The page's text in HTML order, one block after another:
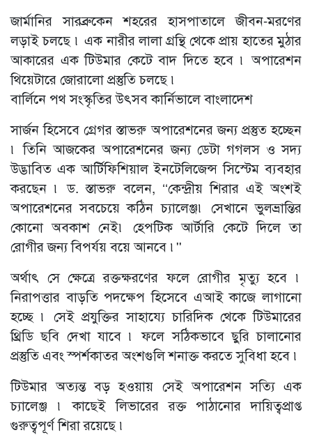
জার্মানির সারব্রুকেন শহরের হাসপাতালে জীবন-মরণের
লড়াই চলছে ৷ এক নারীর লালা গ্রন্থি থেকে প্রায় হাতের মুঠার
আকারের এক টিউমার কেটে বাদ দিতে হবে ৷ অপারেশন
থিয়েটারে জোরালো প্রস্তুতি চলছে ৷
বার্লিনে পথ সংস্কৃতির উৎসব কার্নিভালে বাংলাদেশ
সার্জন হিসেবে গ্রেগর স্তাভরু অপারেশনের জন্য প্রস্তুত হচ্ছেন
৷ তিনি আজকের অপারেশনের জন্য ডেটা গগলস ও সদ্য
উদ্ভাবিত এক আর্টিফিশিয়াল ইনটেলিজেন্স সিস্টেম ব্যবহার
করছেন ৷ ড. স্তাভরু বলেন, ‘‘কেন্দ্রীয় শিরার এই অংশই
অপারেশনের সবচেয়ে কঠিন চ্যালেঞ্জ৷ সেখানে ভুলভ্রান্তির
কোনো অবকাশ নেই৷ হেপটিক আর্টারি কেটে দিলে তা
রোগীর জন্য বিপর্যয় বয়ে আনবে ৷''
অর্থাৎ সে ক্ষেত্রে রক্তক্ষরণের ফলে রোগীর মৃত্যু হবে ৷
নিরাপত্তার বাড়তি পদক্ষেপ হিসেবে এআই কাজে লাগানো
হচ্ছে ৷ সেই প্রযুক্তির সাহায্যে চারিদিক থেকে টিউমারের
থ্রিডি ছবি দেখা যাবে ৷ ফলে সঠিকভাবে ছুরি চালানোর
প্রস্তুতি এবং স্পর্শকাতর অংশগুলি শনাক্ত করতে সুবিধা হবে ৷
টিউমার অত্যন্ত বড় হওয়ায় সেই অপারেশন সত্যি এক
চ্যালেঞ্জ ৷ কাছেই লিভারের রক্ত পাঠানোর দায়িত্বপ্রাপ্ত
গুরুত্বপূর্ণ শিরা রয়েছে ৷